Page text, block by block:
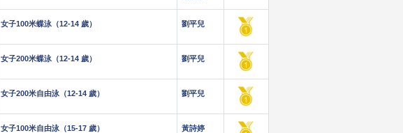
女子100米蝶泳（12-14 歲） 劉平兒
女子200米蝶泳（12-14 歲） 劉平兒
女子200米自由泳（12-14 歲） 劉平兒
女子100米自由泳（15-17 歲） 黃詩婷